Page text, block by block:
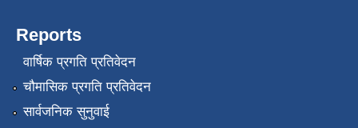
Reports
वार्षिक प्रगति प्रतिवेदन
चौमासिक प्रगति प्रतिवेदन
सार्वजनिक सुनुवाई